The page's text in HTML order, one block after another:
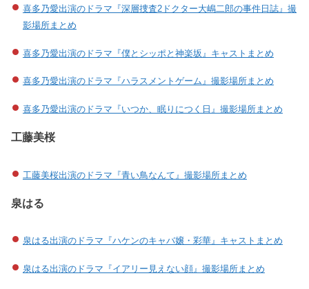
喜多乃愛出演のドラマ『深層捜査2ドクター大嶋二郎の事件日誌』撮
影場所まとめ
喜多乃愛出演のドラマ『僕とシッポと神楽坂』キャストまとめ
喜多乃愛出演のドラマ『ハラスメントゲーム』撮影場所まとめ
喜多乃愛出演のドラマ『いつか、眠りにつく日』撮影場所まとめ
工藤美桜
工藤美桜出演のドラマ『青い鳥なんて』撮影場所まとめ
泉はる
泉はる出演のドラマ『ハケンのキャバ嬢・彩華』キャストまとめ
泉はる出演のドラマ『イアリー見えない顔』撮影場所まとめ